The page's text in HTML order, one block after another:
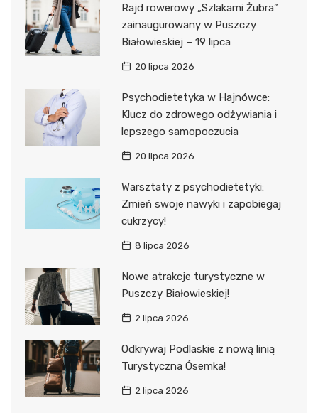
Rajd rowerowy „Szlakami Żubra”
zainaugurowany w Puszczy
Białowieskiej – 19 lipca
20 lipca 2026
Psychodietetyka w Hajnówce:
Klucz do zdrowego odżywiania i
lepszego samopoczucia
20 lipca 2026
Warsztaty z psychodietetyki:
Zmień swoje nawyki i zapobiegaj
cukrzycy!
8 lipca 2026
Nowe atrakcje turystyczne w
Puszczy Białowieskiej!
2 lipca 2026
Odkrywaj Podlaskie z nową linią
Turystyczna Ósemka!
2 lipca 2026